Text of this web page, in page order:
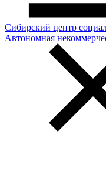
Сибирский центр
Автономная